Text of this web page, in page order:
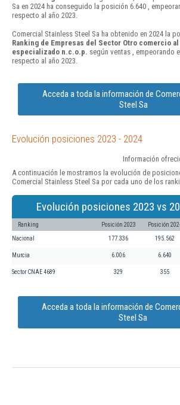
Sa en 2024 ha conseguido la posición 6.640 ,
respecto al año 2023.
Comercial Stainless Steel Sa ha obtenido en 2024 la
Ranking de Empresas del Sector Otro comercio
especializado n.c.o.p. según ventas , empeorando
respecto al año 2023.
Acceda a toda la información de
Steel Sa
Evolución posiciones 2023 - 2024
Información
A continuación le mostramos la evolución de
Comercial Stainless Steel Sa por cada uno de los
Evolución posiciones 2023 vs
Ranking Posición 2023 Posición
Nacional 177.336 195.562
Murcia 6.006 6.640
Sector CNAE 4689 329 355
Acceda a toda la información de
Steel Sa